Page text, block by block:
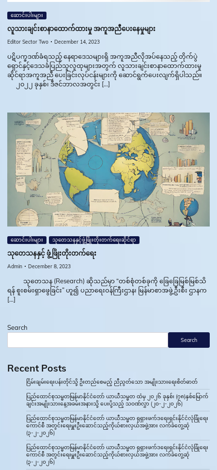
ဆောင်းပါးများ
လူသားချင်းစာနာထောက်ထားမှု အကူအညီပေးနေမှုများ
Editor Sector Two December 14, 2023
ပဋိပက္ခဒဏ်ခံရသည့် နေရာဒေသများရှိ အကူအညီလိုအပ်နေသည့် တိုက်ပွဲ
ရှောင်နှင့်ဒေသခံပြည်သူလူထုများအတွက် လူသားချင်းစာနာထောက်ထားမှု
ဆိုင်ရာအကူအညီ ပေးခြင်းလုပ်ငန်းများကို ဆောင်ရွက်ပေးလျက်ရှိပါသည်။
၂၀၂၂ ခုနှစ်၊ ဒီဇင်ဘာလအတွင်း […]
ဆောင်းပါးများ သုတေသနနှင့်ဖွံ့ဖြိုးတိုးတက်ရေးဆိုင်ရာ
သုတေသနနှင့် ဖွံ့ဖြိုးတိုးတက်ရေး
Admin December 8, 2023
သုတေသန (Research) ဆိုသည်မှာ “တစ်စုံတစ်ခုကို ခြေခြေမြစ်မြစ်သိ
ရန် စူးစမ်းရှာဖွေခြင်း” ဟူ၍ ပညာရေးဝန်ကြီးဌာန၊ မြန်မာစာအဖွဲ့ဦးစီး ဌာနက
[…]
Search
Search
Recent Posts
ငြိမ်းချမ်းရေးပန်းတိုင်သို့ ဦးတည်စေမည့် ညီညွတ်သော အမျိုးသားရေးစိတ်ဓာတ်
ပြည်ထောင်စုသမ္မတမြန်မာနိုင်ငံတော် ယာယီသမ္မတ ထံမှ ၂၀၂၆ ခုနှစ်၊ (၇၈)နှစ်မြောက်
ချင်းအမျိုးသားနေ့အခမ်းအနားသို့ ပေးပို့သည့် သဝဏ်လွှာ (၂၀-၂-၂၀၂၆)
ပြည်ထောင်စုသမ္မတမြန်မာနိုင်ငံတော် ယာယီသမ္မတ ရုရှားဖက်ဒရေးရှင်းနိုင်ငံလုံခြုံရေး
ကောင်စီ အတွင်းရေးမှူးဦးဆောင်သည့်ကိုယ်စားလှယ်အဖွဲ့အား လက်ခံတွေ့ဆုံ
(၃-၂-၂၀၂၆)
ပြည်ထောင်စုသမ္မတမြန်မာနိုင်ငံတော် ယာယီသမ္မတ ရုရှားဖက်ဒရေးရှင်းနိုင်ငံလုံခြုံရေး
ကောင်စီ အတွင်းရေးမှူးဦးဆောင်သည့်ကိုယ်စားလှယ်အဖွဲ့အား လက်ခံတွေ့ဆုံ
(၃-၂-၂၀၂၆)